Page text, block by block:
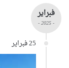
فبراير
- 2025 -
25 فبراير